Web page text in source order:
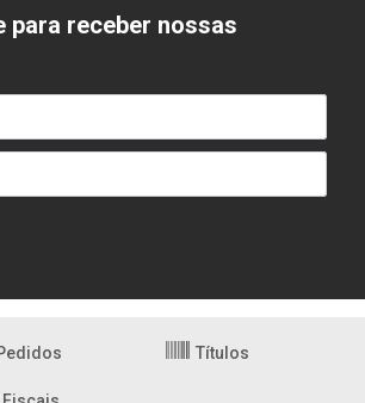
para receber nossas
Títulos